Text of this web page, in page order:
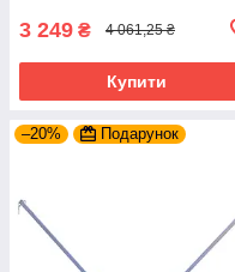
3 249 ₴ 4 061,25 ₴
Купити
–20% Подарунок